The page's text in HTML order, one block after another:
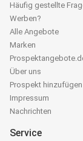
Häufig gestellte
Werben?
Alle Angebote
Marken
Über uns
Prospekt hinzufügen
Impressum
Nachrichten
Service